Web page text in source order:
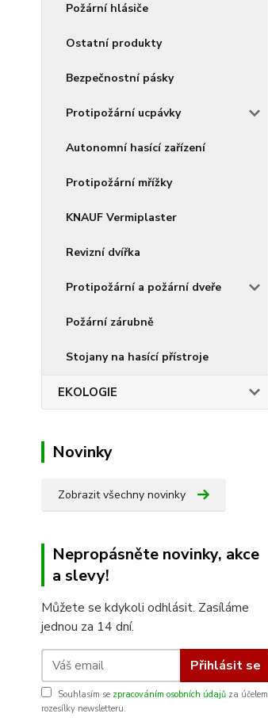
Požární hlásiče
Ostatní produkty
Bezpečnostní pásky
Protipožární ucpávky
Autonomní hasící zařízení
Protipožární mřížky
KNAUF Vermiplaster
Revizní dvířka
Protipožární a požární dveře
Požární zárubně
Stojany na hasící přístroje
EKOLOGIE
Novinky
Zobrazit všechny novinky
Nepropásněte novinky, akce
a slevy!
Můžete se kdykoli odhlásit. Zasíláme
jednou za 14 dní.
Přihlásit se
Souhlasím se zpracováním osobních údajů za účelem
rozesílky newsletteru.